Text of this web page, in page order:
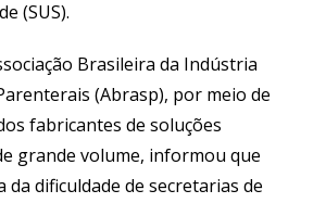
(SUS).
Brasileira da Indústria
(Abrasp), por meio de
fabricantes de soluções
grande volume, informou que
da dificuldade de secretarias de